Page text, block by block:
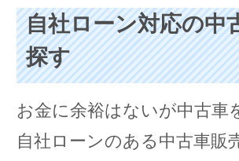
自社ローン対応の中
探す
お金に余裕はないが中古車
自社ローンのある中古車販